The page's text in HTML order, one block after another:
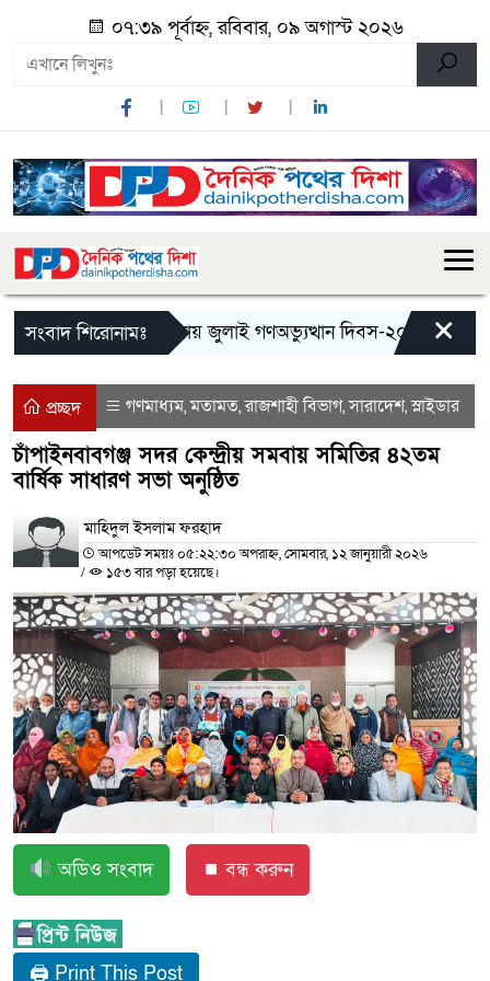
০৭:৩৯ পূর্বাহ্ন, রবিবার, ০৯ অগাস্ট ২০২৬
সংবাদ শিরোনামঃমান্দায় জুলাই গণঅভ্যুত্থান দিবস-২০২৬ উপলক্ষে
×
প্রচ্ছদ গণমাধ্যম,মতামত,রাজশাহী বিভাগ,সারাদেশ,স্লাইডার
চাঁপাইনবাবগঞ্জ সদর কেন্দ্রীয় সমবায় সমিতির ৪২তম
বার্ষিক সাধারণ সভা অনুষ্ঠিত
মাহিদুল ইসলাম ফরহাদ
আপডেট সময়ঃ ০৫:২২:৩০ অপরাহ্ন, সোমবার, ১২ জানুয়ারী ২০২৬
/
১৫৩ বার পড়া হয়েছে।
অডিও সংবাদ ⏹ বন্ধ করুন
🖨 Print This Post